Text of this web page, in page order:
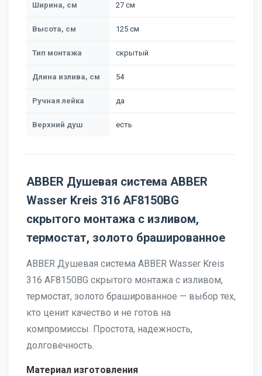
Ширина, см 27 см
Высота, см 125 см
Тип монтажа скрытый
Длина излива, см 54
Ручная лейка да
Верхний душ есть
ABBER Душевая система ABBER
Wasser Kreis 316 AF8150BG
скрытого монтажа с изливом,
термостат, золото брашированное
ABBER Душевая система ABBER Wasser Kreis
316 AF8150BG скрытого монтажа с изливом,
термостат, золото брашированное — выбор тех,
кто ценит качество и не готов на
компромиссы. Простота, надежность,
долговечность.
Материал изготовления